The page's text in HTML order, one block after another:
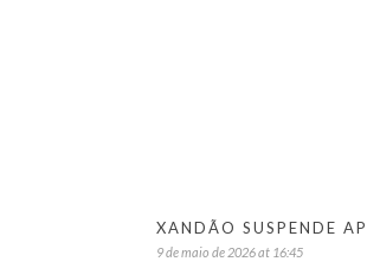
XANDÃO SUSPENDE
9 de maio de 2026 at 16:45